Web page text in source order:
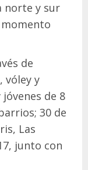
norte y sur
de
y
de 8
30 de
Las
junto con